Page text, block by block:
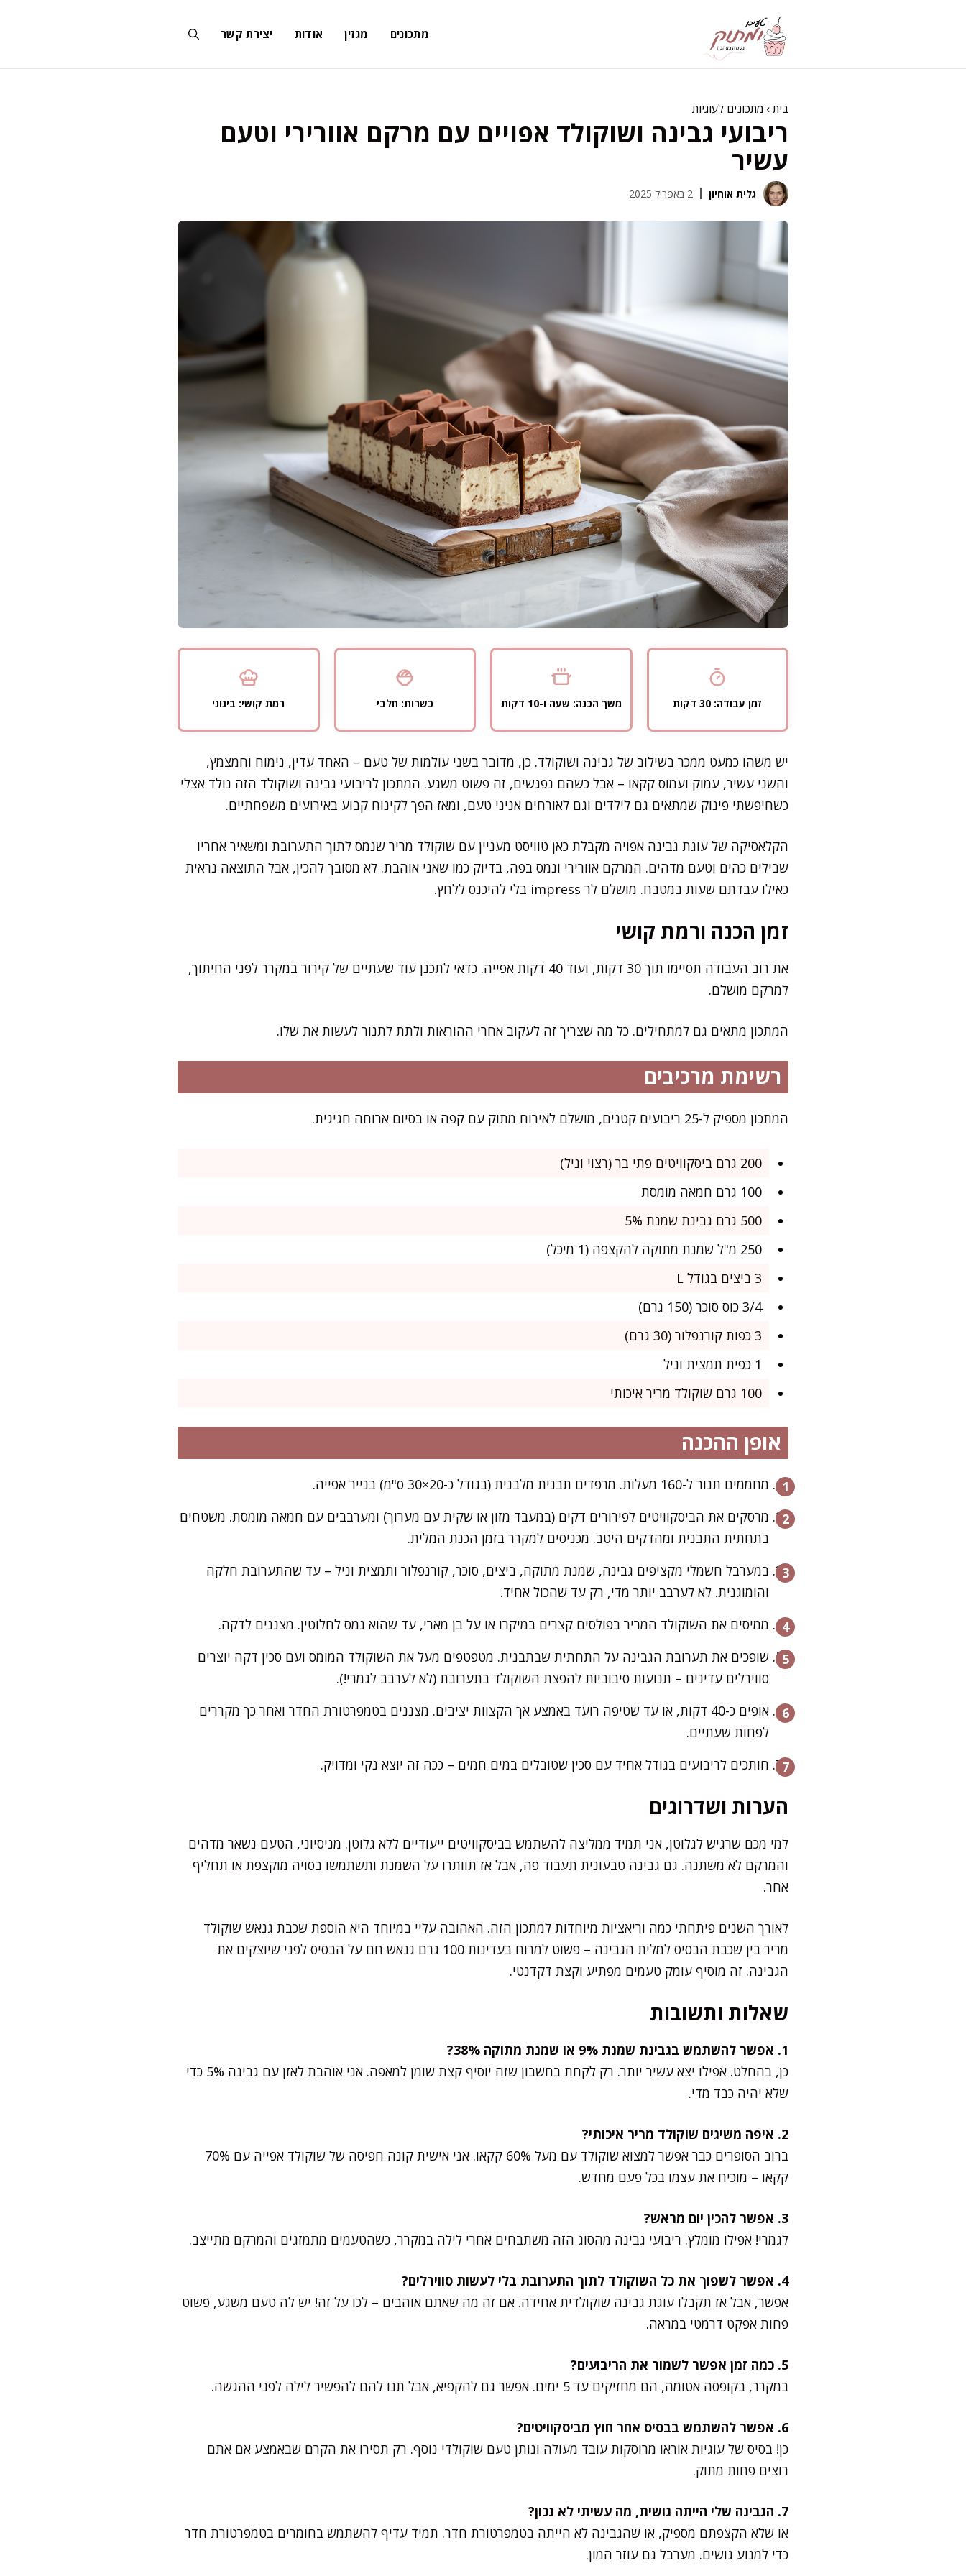
מתכונים מגזין אודות יצירת קשר
בית› מתכונים לעוגיות
ריבועי גבינה ושוקולד אפויים עם מרקם אוורירי וטעם
עשיר
גלית אוחיון 2 באפריל 2025
זמן עבודה: 30 דקות משך הכנה: שעה ו-10 דקות כשרות: חלבי רמת קושי: בינוני
יש משהו כמעט ממכר בשילוב של גבינה ושוקולד. כן, מדובר בשני עולמות של טעם – האחד עדין, נימוח וחמצמץ,
והשני עשיר, עמוק ועמוס קקאו – אבל כשהם נפגשים, זה פשוט משגע. המתכון לריבועי גבינה ושוקולד הזה נולד אצלי
כשחיפשתי פינוק שמתאים גם לילדים וגם לאורחים אניני טעם, ומאז הפך לקינוח קבוע באירועים משפחתיים.
הקלאסיקה של עוגת גבינה אפויה מקבלת כאן טוויסט מעניין עם שוקולד מריר שנמס לתוך התערובת ומשאיר אחריו
שבילים כהים וטעם מדהים. המרקם אוורירי ונמס בפה, בדיוק כמו שאני אוהבת. לא מסובך להכין, אבל התוצאה נראית
כאילו עבדתם שעות במטבח. מושלם לר impress בלי להיכנס ללחץ.
זמן הכנה ורמת קושי
את רוב העבודה תסיימו תוך 30 דקות, ועוד 40 דקות אפייה. כדאי לתכנן עוד שעתיים של קירור במקרר לפני החיתוך,
למרקם מושלם.
המתכון מתאים גם למתחילים. כל מה שצריך זה לעקוב אחרי ההוראות ולתת לתנור לעשות את שלו.
רשימת מרכיבים
המתכון מספיק ל-25 ריבועים קטנים, מושלם לאירוח מתוק עם קפה או בסיום ארוחה חגיגית.
200 גרם ביסקוויטים פתי בר (רצוי וניל)
100 גרם חמאה מומסת
500 גרם גבינת שמנת 5%
250 מ"ל שמנת מתוקה להקצפה (1 מיכל)
3 ביצים בגודל L
3/4 כוס סוכר (150 גרם)
3 כפות קורנפלור (30 גרם)
1 כפית תמצית וניל
100 גרם שוקולד מריר איכותי
אופן ההכנה
מחממים תנור ל-160 מעלות. מרפדים תבנית מלבנית (בגודל כ-20×30 ס"מ) בנייר אפייה.
מרסקים את הביסקוויטים לפירורים דקים (במעבד מזון או שקית עם מערוך) ומערבבים עם חמאה מומסת. משטחים
בתחתית התבנית ומהדקים היטב. מכניסים למקרר בזמן הכנת המלית.
במערבל חשמלי מקציפים גבינה, שמנת מתוקה, ביצים, סוכר, קורנפלור ותמצית וניל – עד שהתערובת חלקה
והומוגנית. לא לערבב יותר מדי, רק עד שהכול אחיד.
ממיסים את השוקולד המריר בפולסים קצרים במיקרו או על בן מארי, עד שהוא נמס לחלוטין. מצננים לדקה.
שופכים את תערובת הגבינה על התחתית שבתבנית. מטפטפים מעל את השוקולד המומס ועם סכין דקה יוצרים
סווירלים עדינים – תנועות סיבוביות להפצת השוקולד בתערובת (לא לערבב לגמרי!).
אופים כ-40 דקות, או עד שטיפה רועד באמצע אך הקצוות יציבים. מצננים בטמפרטורת החדר ואחר כך מקררים
לפחות שעתיים.
חותכים לריבועים בגודל אחיד עם סכין שטובלים במים חמים – ככה זה יוצא נקי ומדויק.
הערות ושדרוגים
למי מכם שרגיש לגלוטן, אני תמיד ממליצה להשתמש בביסקוויטים ייעודיים ללא גלוטן. מניסיוני, הטעם נשאר מדהים
והמרקם לא משתנה. גם גבינה טבעונית תעבוד פה, אבל אז תוותרו על השמנת ותשתמשו בסויה מוקצפת או תחליף
אחר.
לאורך השנים פיתחתי כמה וריאציות מיוחדות למתכון הזה. האהובה עליי במיוחד היא הוספת שכבת גנאש שוקולד
מריר בין שכבת הבסיס למלית הגבינה – פשוט למרוח בעדינות 100 גרם גנאש חם על הבסיס לפני שיוצקים את
הגבינה. זה מוסיף עומק טעמים מפתיע וקצת דקדנטי.
שאלות ותשובות
1. אפשר להשתמש בגבינת שמנת 9% או שמנת מתוקה 38%?
כן, בהחלט. אפילו יצא עשיר יותר. רק לקחת בחשבון שזה יוסיף קצת שומן למאפה. אני אוהבת לאזן עם גבינה 5% כדי
שלא יהיה כבד מדי.
2. איפה משיגים שוקולד מריר איכותי?
ברוב הסופרים כבר אפשר למצוא שוקולד עם מעל 60% קקאו. אני אישית קונה חפיסה של שוקולד אפייה עם 70%
קקאו – מוכיח את עצמו בכל פעם מחדש.
3. אפשר להכין יום מראש?
לגמרי! אפילו מומלץ. ריבועי גבינה מהסוג הזה משתבחים אחרי לילה במקרר, כשהטעמים מתמזגים והמרקם מתייצב.
4. אפשר לשפוך את כל השוקולד לתוך התערובת בלי לעשות סווירלים?
אפשר, אבל אז תקבלו עוגת גבינה שוקולדית אחידה. אם זה מה שאתם אוהבים – לכו על זה! יש לה טעם משגע, פשוט
פחות אפקט דרמטי במראה.
5. כמה זמן אפשר לשמור את הריבועים?
במקרר, בקופסה אטומה, הם מחזיקים עד 5 ימים. אפשר גם להקפיא, אבל תנו להם להפשיר לילה לפני ההגשה.
6. אפשר להשתמש בבסיס אחר חוץ מביסקוויטים?
כן! בסיס של עוגיות אוראו מרוסקות עובד מעולה ונותן טעם שוקולדי נוסף. רק תסירו את הקרם שבאמצע אם אתם
רוצים פחות מתוק.
7. הגבינה שלי הייתה גושית, מה עשיתי לא נכון?
או שלא הקצפתם מספיק, או שהגבינה לא הייתה בטמפרטורת חדר. תמיד עדיף להשתמש בחומרים בטמפרטורת חדר
כדי למנוע גושים. מערבל גם עוזר המון.